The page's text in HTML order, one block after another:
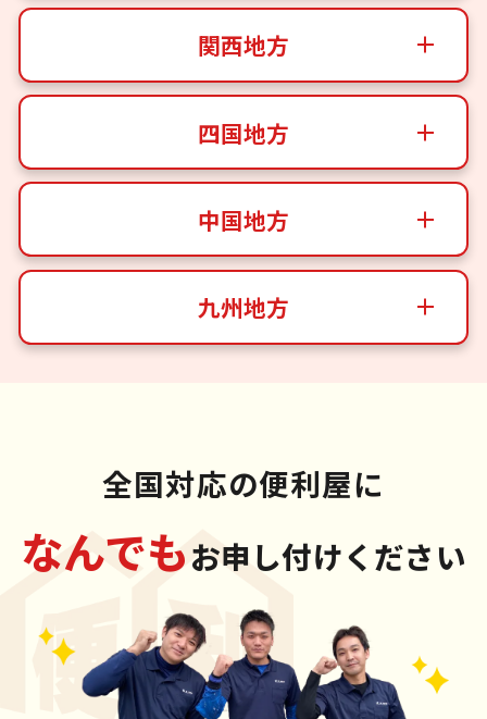
関西地方
四国地方
中国地方
九州地方
全国対応の便利屋に
なんでもお申し付けください